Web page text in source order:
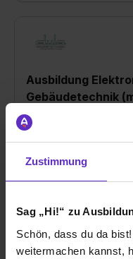
Zustimmung
Sag „Hi!“ zu
Schön, dass du da
weitermachen kannst,
Ausbildung
Gebäudetechnik
bei
48683 Ahaus
01.08.2026